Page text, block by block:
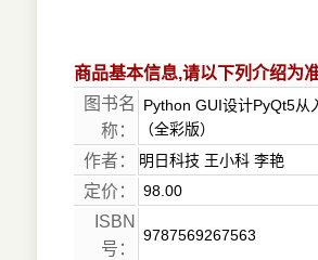
商品基本信息,请以下列介绍为
图书名
称：
Python GUI设计PyQt5从
（全彩版）
作者： 明日科技 王小科 李艳
定价： 98.00
ISBN
号：
9787569267563